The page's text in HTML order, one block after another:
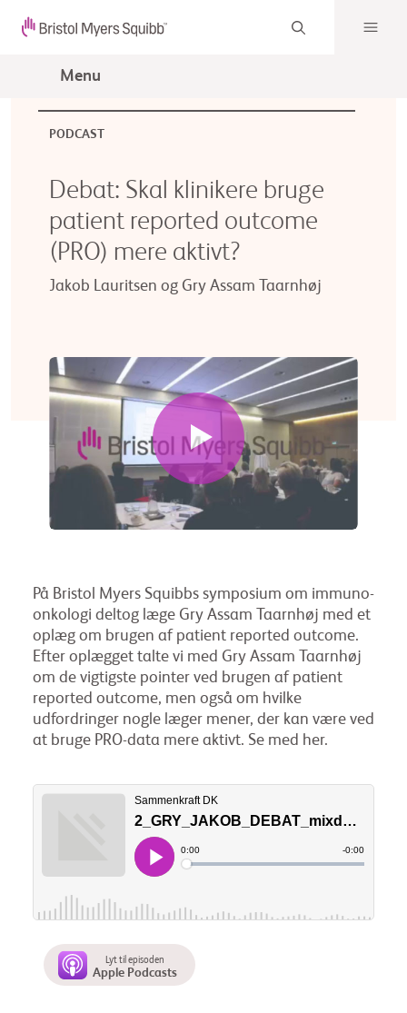
Menu
PODCAST
Debat: Skal klinikere bruge
patient reported outcome
(PRO) mere aktivt?
Jakob Lauritsen og Gry Assam Taarnhøj
På Bristol Myers Squibbs symposium om immuno-
onkologi deltog læge Gry Assam Taarnhøj med et
oplæg om brugen af patient reported outcome.
Efter oplægget talte vi med Gry Assam Taarnhøj
om de vigtigste pointer ved brugen af patient
reported outcome, men også om hvilke
udfordringer nogle læger mener, der kan være ved
at bruge PRO-data mere aktivt. Se med her.
Lyt til episoden
Apple Podcasts